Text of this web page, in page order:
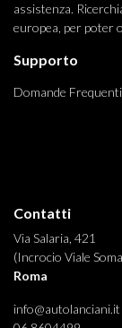
assistenza.
europea, per poter
Supporto
Domande Frequenti
Contatti
Via Salaria, 421
(Incrocio Viale
Roma
info@autolanciani.it